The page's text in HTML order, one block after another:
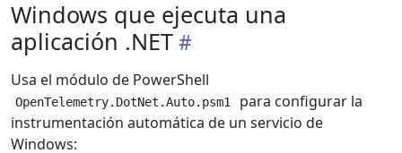
Windows que ejecuta una
aplicación .NET
Usa el módulo de PowerShell
OpenTelemetry.DotNet.Auto.psm1
para configurar la
instrumentación automática de un servicio de
Windows: